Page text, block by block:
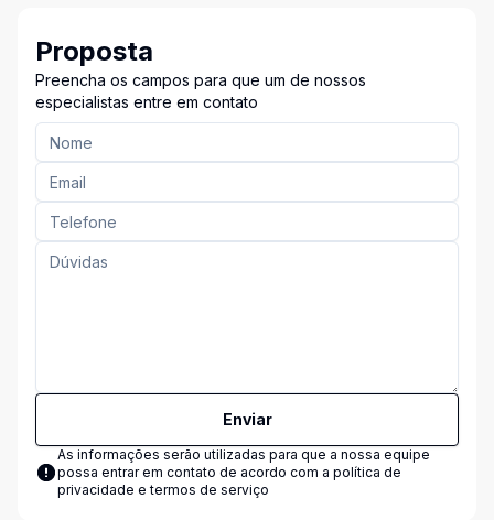
Proposta
Preencha os campos para que um de nossos
especialistas entre em contato
Enviar
As informações serão utilizadas para que a nossa equipe
possa entrar em contato de acordo com a política de
privacidade e termos de serviço